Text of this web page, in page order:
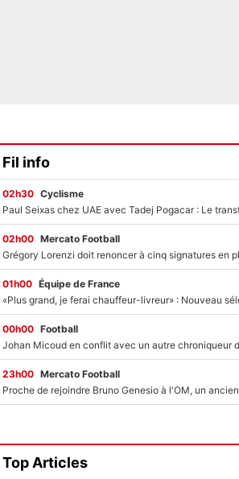
Fil info
02h30 Cyclisme
02h00 Mercato Football
01h00 Équipe de France
00h00 Football
23h00 Mercato Football
Top Articles